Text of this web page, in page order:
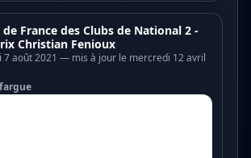
de France des Clubs de National 2 -
Christian Fenioux
7 août 2021 — mis à jour le mercredi 12 avril